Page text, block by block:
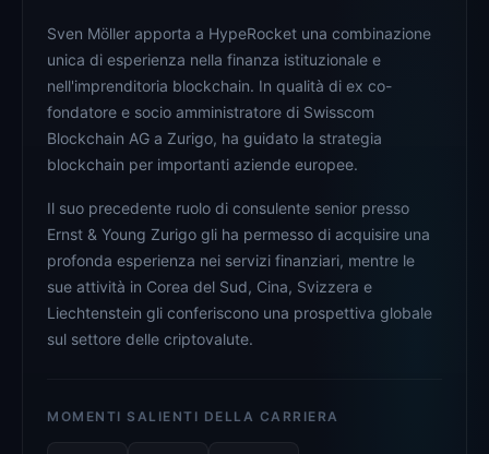
Sven Möller apporta a HypeRocket una combinazione
unica di esperienza nella finanza istituzionale e
nell'imprenditoria blockchain. In qualità di ex co-
fondatore e socio amministratore di Swisscom
Blockchain AG a Zurigo, ha guidato la strategia
blockchain per importanti aziende europee.
Il suo precedente ruolo di consulente senior presso
Ernst & Young Zurigo gli ha permesso di acquisire una
profonda esperienza nei servizi finanziari, mentre le
sue attività in Corea del Sud, Cina, Svizzera e
Liechtenstein gli conferiscono una prospettiva globale
sul settore delle criptovalute.
MOMENTI SALIENTI DELLA CARRIERA